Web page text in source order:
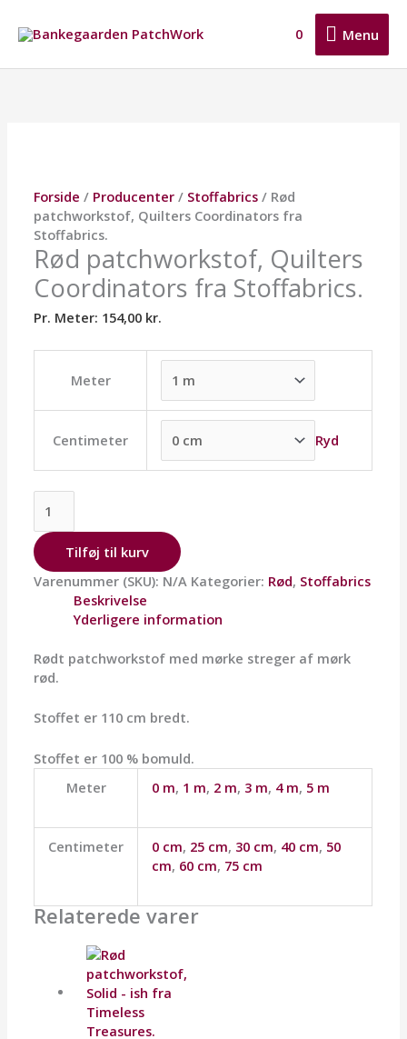
indholdet
Menu
Menu
0
Forside / Producenter / Stoffabrics / Rød
patchworkstof, Quilters Coordinators fra
Stoffabrics.
Rød patchworkstof, Quilters
Coordinators fra Stoffabrics.
Pr. Meter: 154,00 kr.
Meter
Centimeter Ryd
antal
Tilføj til kurv
Varenummer (SKU): N/A Kategorier: Rød, Stoffabrics
Beskrivelse
Yderligere information
Rødt patchworkstof med mørke streger af mørk
rød.
Stoffet er 110 cm bredt.
Stoffet er 100 % bomuld.
Meter
0 m, 1 m, 2 m, 3 m, 4 m, 5 m
Centimeter 0 cm, 25 cm, 30 cm, 40 cm, 50
cm, 60 cm, 75 cm
Relaterede varer
kan
vælges
varesiden
kan
vælges
varesiden
kan
vælges
varesiden